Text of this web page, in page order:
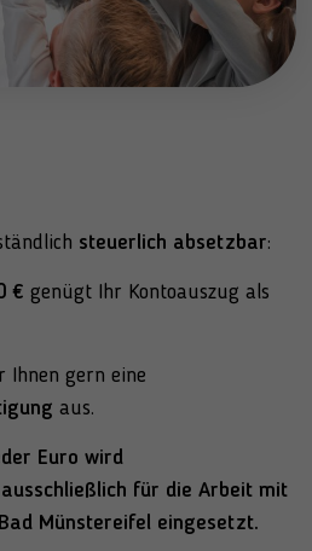
steuerlich absetzbar:
€ genügt Ihr Kontoauszug als
Ihnen gern eine
aus.
Euro wird
für die Arbeit mit
Münstereifel eingesetzt.